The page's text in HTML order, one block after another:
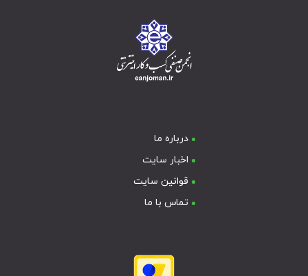
درباره ما
اخبار سایت
قوانین سایت
تماس با ما